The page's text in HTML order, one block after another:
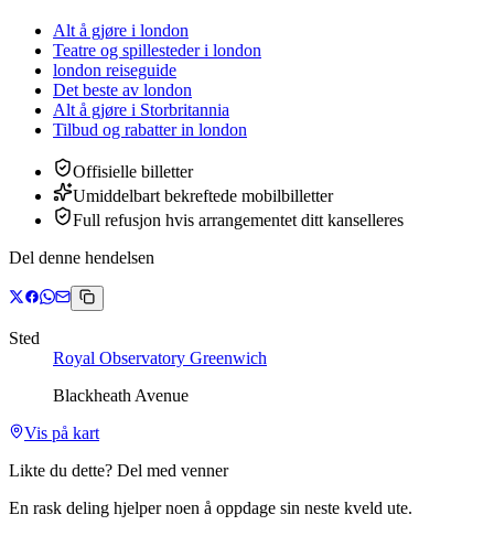
Alt å gjøre i london
Teatre og spillesteder i london
london reiseguide
Det beste av london
Alt å gjøre i Storbritannia
Tilbud og rabatterin london
Offisielle billetter
Umiddelbart bekreftede mobilbilletter
Full refusjon hvis arrangementet ditt kanselleres
Del denne hendelsen
Sted
Royal Observatory Greenwich
Blackheath Avenue
Vis på kart
Likte du dette? Del med venner
En rask deling hjelper noen å oppdage sin neste kveld ute.